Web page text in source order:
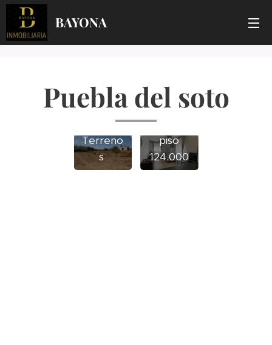
BAYONA
Puebla del soto
Terreno
s
piso
124.000